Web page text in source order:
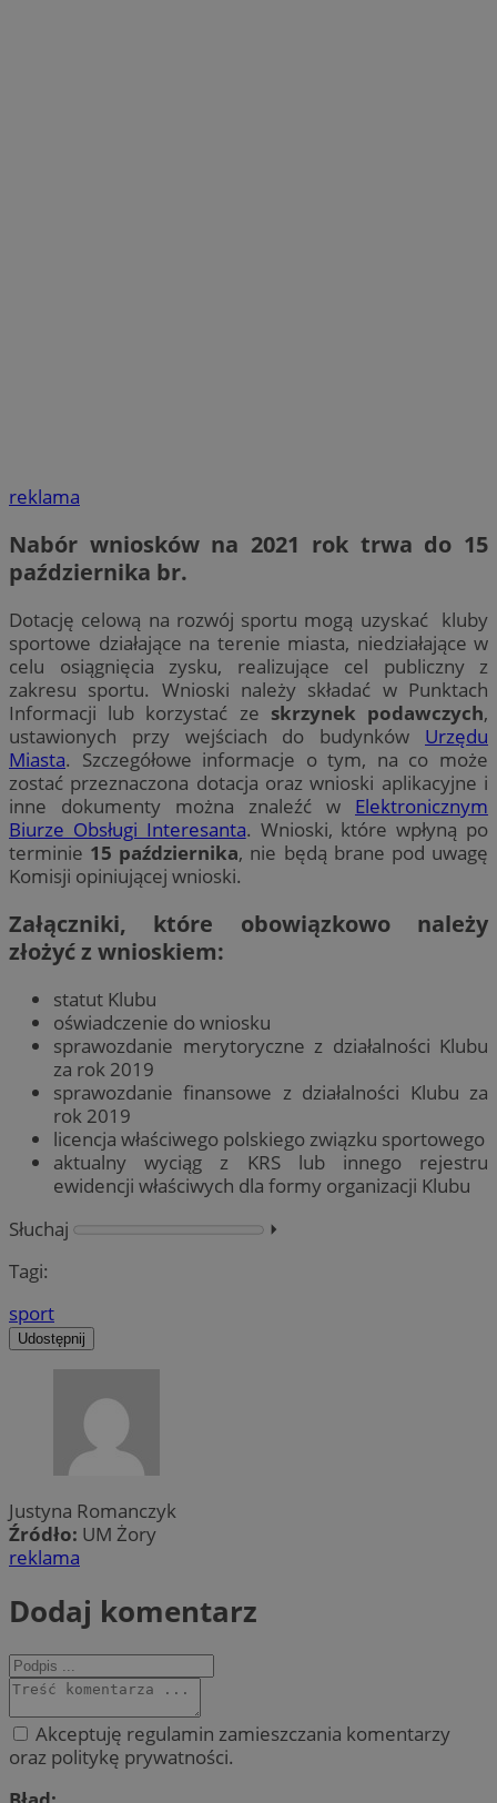
reklama
Nabór wniosków na 2021 rok trwa do 15
października br.
Dotację celową na rozwój sportu mogą uzyskać kluby
sportowe działające na terenie miasta, niedziałające w
celu osiągnięcia zysku, realizujące cel publiczny z
zakresu sportu. Wnioski należy składać w Punktach
Informacji lub korzystać ze skrzynek podawczych,
ustawionych przy wejściach do budynków Urzędu
Miasta. Szczegółowe informacje o tym, na co może
zostać przeznaczona dotacja oraz wnioski aplikacyjne i
inne dokumenty można znaleźć w Elektronicznym
Biurze Obsługi Interesanta. Wnioski, które wpłyną po
terminie 15 października, nie będą brane pod uwagę
Komisji opiniującej wnioski.
Załączniki, które obowiązkowonależy
złożyć z wnioskiem:
statut Klubu
oświadczenie do wniosku
sprawozdanie merytoryczne z działalności Klubu
za rok 2019
sprawozdanie finansowe z działalności Klubu za
rok 2019
licencja właściwego polskiego związku sportowego
aktualny wyciąg z KRS lub innego rejestru
ewidencji właściwych dla formy organizacji Klubu
Słuchaj
⏵︎
Tagi:
sport
Udostępnij
Justyna Romanczyk
Źródło: UM Żory
reklama
Dodaj komentarz
Akceptuję regulamin zamieszczania komentarzy
oraz politykę prywatności.